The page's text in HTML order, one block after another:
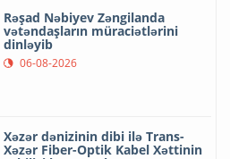
Rəşad Nəbiyev Zəngilanda
vətəndaşların müraciətlərini
dinləyib
06-08-2026
Xəzər dənizinin dibi ilə Trans-
Xəzər Fiber-Optik Kabel Xəttinin